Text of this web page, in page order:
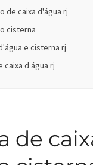
de caixa d'água rj
cisterna
e cisterna rj
caixa d água rj
de